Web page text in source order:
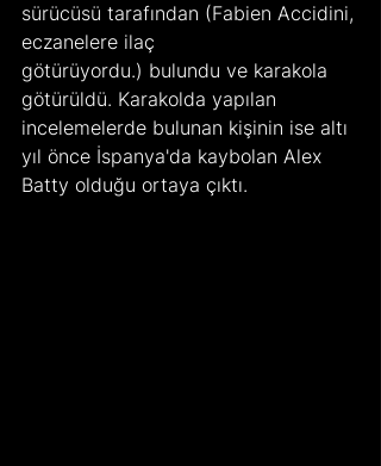
sürücüsü tarafından (Fabien Accidini,
eczanelere ilaç
götürüyordu.) bulundu ve karakola
götürüldü. Karakolda yapılan
incelemelerde bulunan kişinin ise altı
yıl önce İspanya'da kaybolan Alex
Batty olduğu ortaya çıktı.